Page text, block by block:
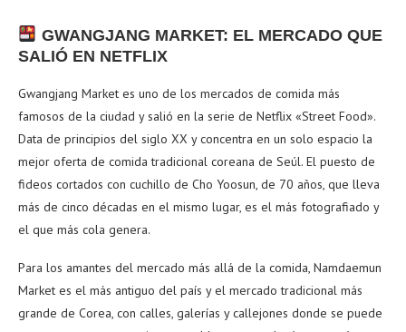
GWANGJANG MARKET: EL MERCADO QUE
SALIÓ EN NETFLIX
Gwangjang Market es uno de los mercados de comida más
famosos de la ciudad y salió en la serie de Netflix «Street Food».
Data de principios del siglo XX y concentra en un solo espacio la
mejor oferta de comida tradicional coreana de Seúl. El puesto de
fideos cortados con cuchillo de Cho Yoosun, de 70 años, que lleva
más de cinco décadas en el mismo lugar, es el más fotografiado y
el que más cola genera.
Para los amantes del mercado más allá de la comida, Namdaemun
Market es el más antiguo del país y el mercado tradicional más
grande de Corea, con calles, galerías y callejones donde se puede